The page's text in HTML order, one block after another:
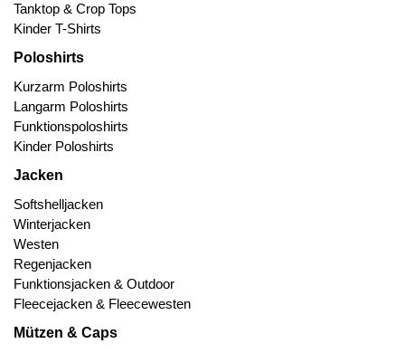
Tanktop & Crop Tops
Kinder T-Shirts
Poloshirts
Kurzarm Poloshirts
Langarm Poloshirts
Funktionspoloshirts
Kinder Poloshirts
Jacken
Softshelljacken
Winterjacken
Westen
Regenjacken
Funktionsjacken & Outdoor
Fleecejacken & Fleecewesten
Mützen & Caps